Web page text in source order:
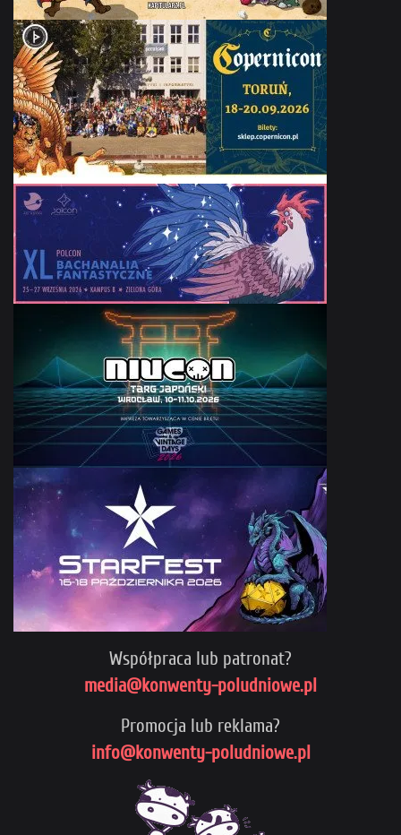
Współpraca lub patronat?
media@konwenty-poludniowe.pl
Promocja lub reklama?
info@konwenty-poludniowe.pl